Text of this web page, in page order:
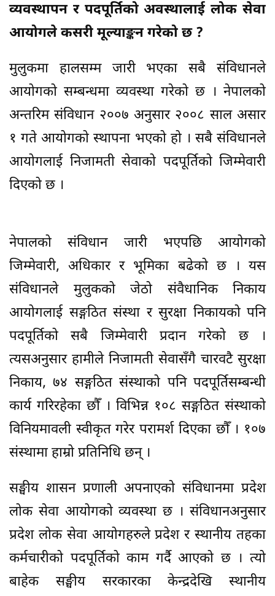
व्यवस्थापन र पदपूर्तिको अवस्थालाई लोक सेवा
आयोगले कसरी मूल्याङ्कन गरेको छ ?
मुलुकमा हालसम्म जारी भएका सबै संविधानले
आयोगको सम्बन्धमा व्यवस्था गरेको छ । नेपालको
अन्तरिम संविधान २००७ अनुसार २००८ साल असार
१ गते आयोगको स्थापना भएको हो । सबै संविधानले
आयोगलाई निजामती सेवाको पदपूर्तिको जिम्मेवारी
दिएको छ ।
नेपालको संविधान जारी भएपछि आयोगको
जिम्मेवारी, अधिकार र भूमिका बढेको छ । यस
संविधानले मुलुकको जेठो संवैधानिक निकाय
आयोगलाई सङ्गठित संस्था र सुरक्षा निकायको पनि
पदपूर्तिको सबै जिम्मेवारी प्रदान गरेको छ ।
त्यसअनुसार हामीले निजामती सेवासँगै चारवटै सुरक्षा
निकाय, ७४ सङ्गठित संस्थाको पनि पदपूर्तिसम्बन्धी
कार्य गरिरहेका छौँ । विभिन्न १०८ सङ्गठित संस्थाको
विनियमावली स्वीकृत गरेर परामर्श दिएका छौँ । १०७
संस्थामा हाम्रो प्रतिनिधि छन् ।
सङ्घीय शासन प्रणाली अपनाएको संविधानमा प्रदेश
लोक सेवा आयोगको व्यवस्था छ । संविधानअनुसार
प्रदेश लोक सेवा आयोगहरुले प्रदेश र स्थानीय तहका
कर्मचारीको पदपूर्तिको काम गर्दै आएको छ । त्यो
बाहेक सङ्घीय सरकारका केन्द्रदेखि स्थानीय